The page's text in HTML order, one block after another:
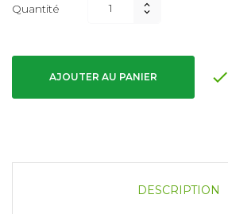
Quantité
AJOUTER AU PANIER 
DESCRIPTION